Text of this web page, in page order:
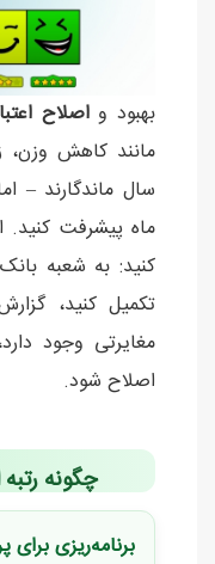
بهبود واصلاح
ماه پیشرفت کنید.
کنید: به شعبه
تکمیل کنید،
مغایرتی وجود
اصلاح شود.
چگونه رتبه
برنامه‌ریزی